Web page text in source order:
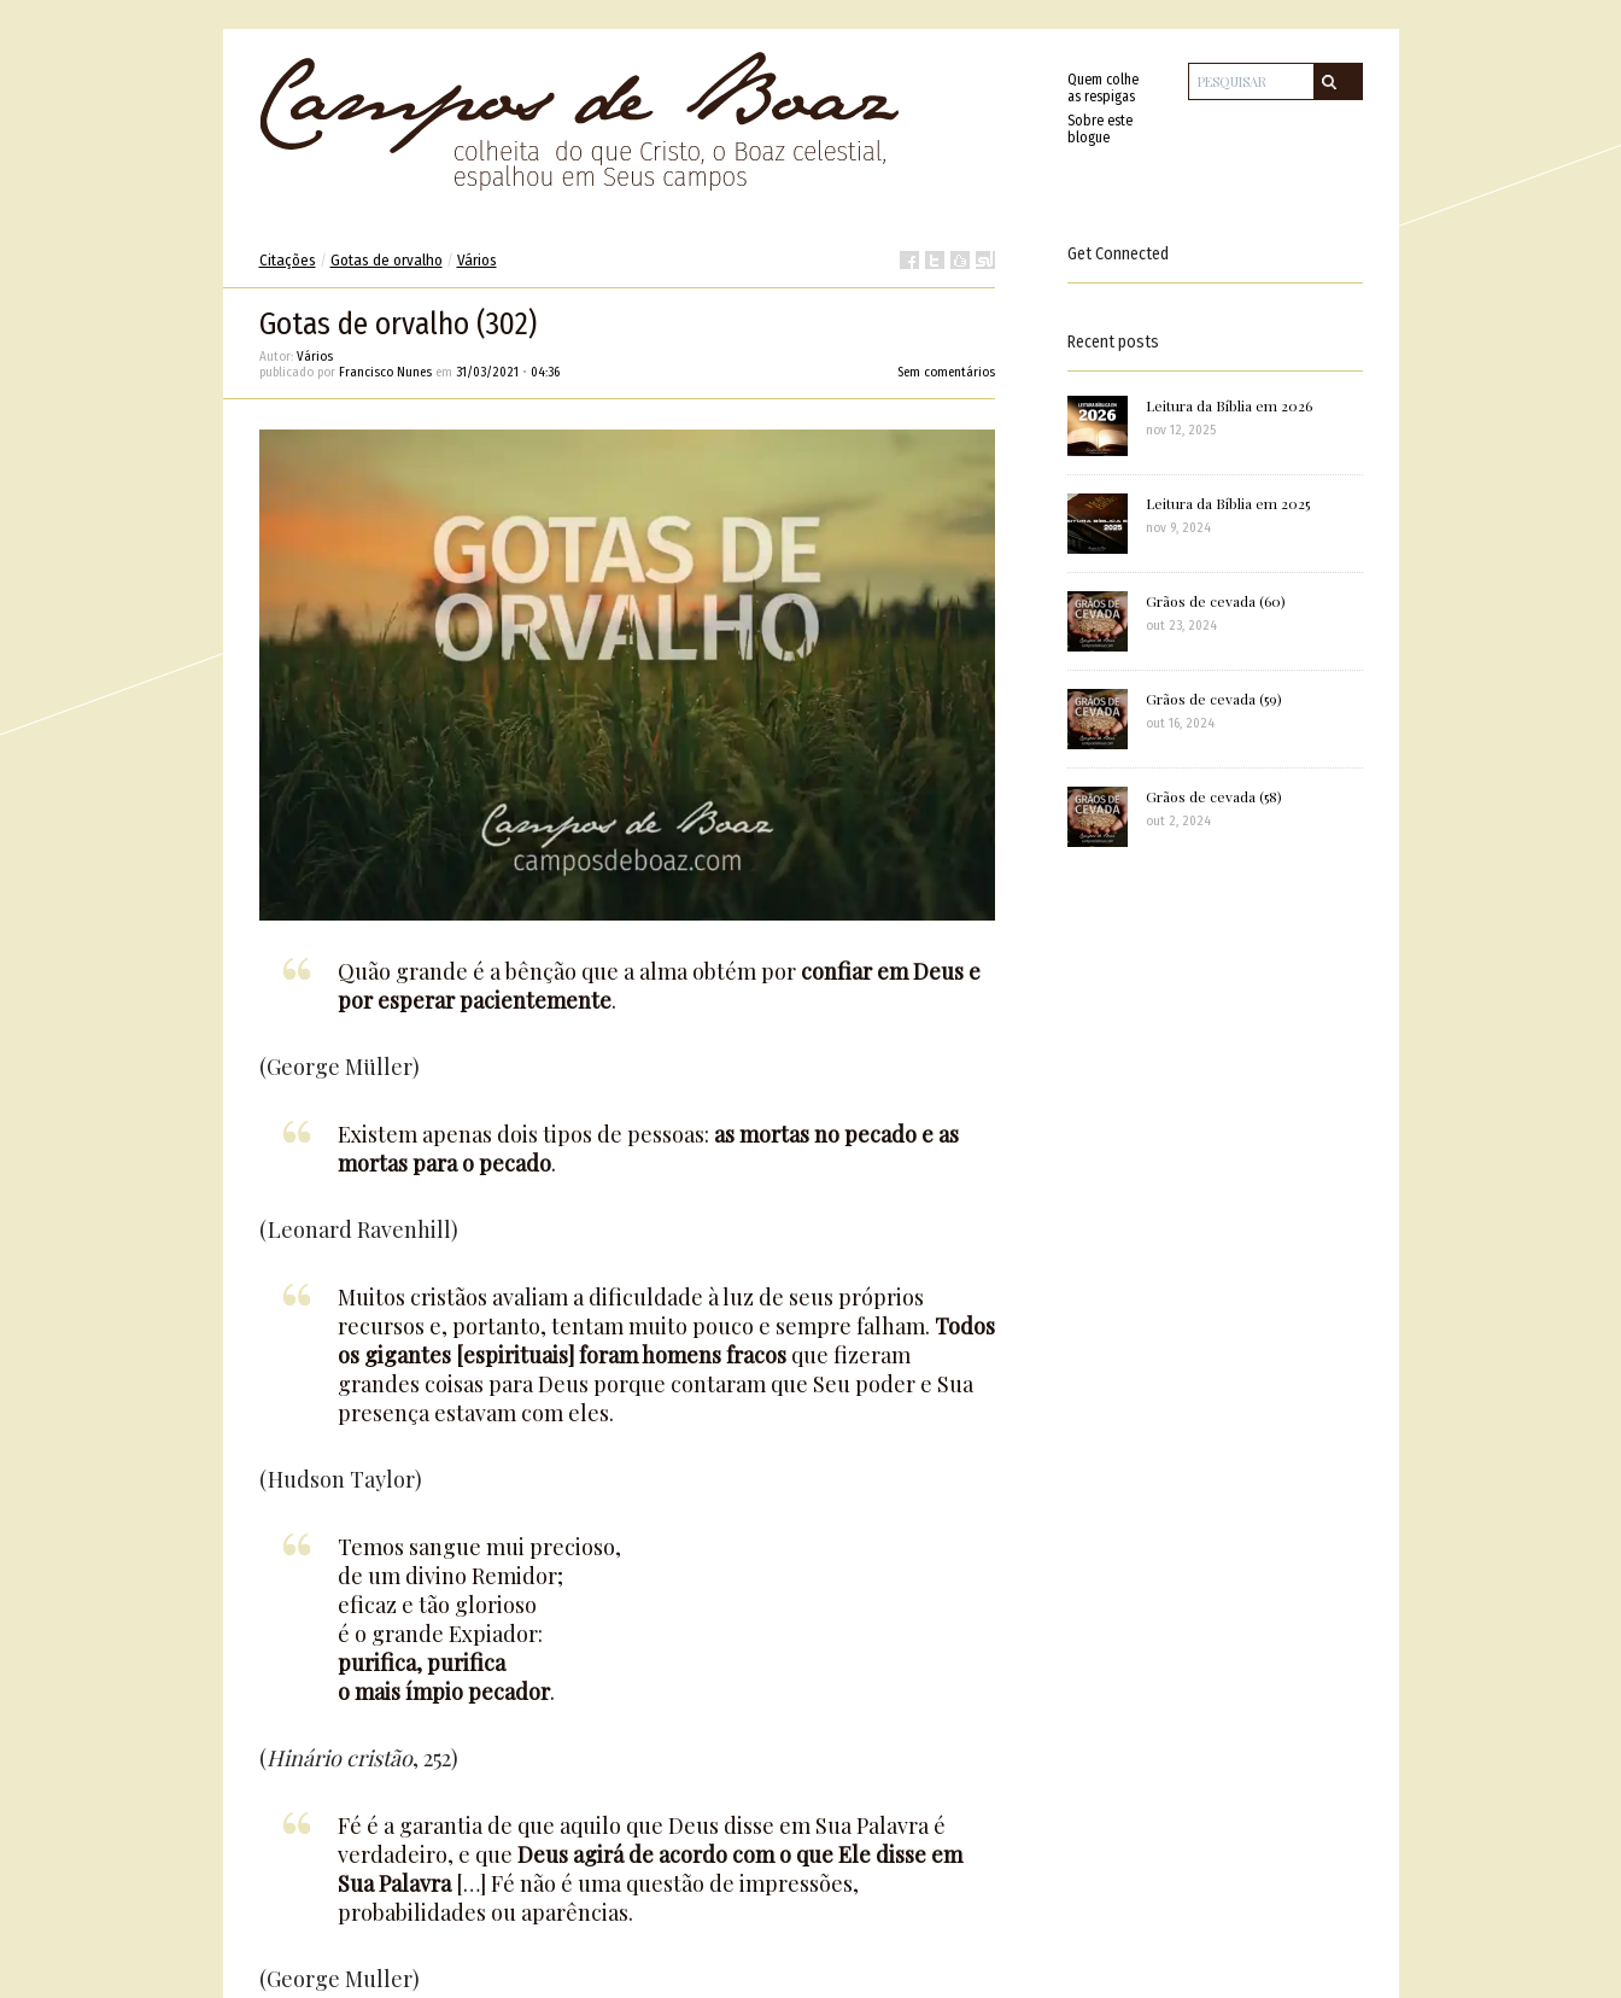
Quem colhe
as respigas
Sobre este
blogue
Citações / Gotas de orvalho / Vários
Gotas de orvalho (302)
Autor: Vários
publicado por Francisco Nunesem 31/03/2021 • 04:36 Sem comentários
Quão grande é a bênção que a alma obtém por confiar em Deus e
por esperar pacientemente.
(George Müller)
Existem apenas dois tipos de pessoas: as mortas no pecado e as
mortas para o pecado.
(Leonard Ravenhill)
Muitos cristãos avaliam a dificuldade à luz de seus próprios
recursos e, portanto, tentam muito pouco e sempre falham. Todos
os gigantes [espirituais] foram homens fracosque fizeram
grandes coisas para Deus porque contaram que Seu poder e Sua
presença estavam com eles.
(Hudson Taylor)
Temos sangue mui precioso,
de um divino Remidor;
eficaz e tão glorioso
é o grande Expiador:
purifica, purifica
o mais ímpio pecador.
(Hinário cristão, 252)
Fé é a garantia de que aquilo que Deus disse em Sua Palavra é
verdadeiro, e que Deus agirá de acordo com o que Ele disse em
Sua Palavra[…] Fé não é uma questão de impressões,
probabilidades ou aparências.
(George Muller)
Get Connected
Recent posts
Leitura da Bíblia em 2026
nov 12, 2025
Leitura da Bíblia em 2025
nov 9, 2024
Grãos de cevada (60)
out 23, 2024
Grãos de cevada (59)
out 16, 2024
Grãos de cevada (58)
out 2, 2024